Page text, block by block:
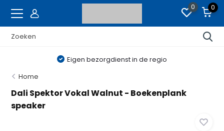
0 0
Eigen bezorgdienst in de regio
Home
Dali Spektor Vokal Walnut - Boekenplank
speaker